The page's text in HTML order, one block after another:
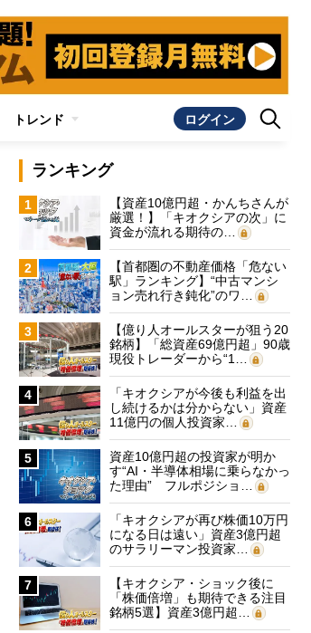
トレンド ログイン
ランキング
1
【資産10億円超・かんちさんが
厳選！】「キオクシアの次」に
資金が流れる期待の…
2
【首都圏の不動産価格「危ない
駅」ランキング】“中古マンシ
ョン売れ行き鈍化”のワ…
3
【億り人オールスターが狙う20
銘柄】「総資産69億円超」90歳
現役トレーダーから“1…
4
「キオクシアが今後も利益を出
し続けるかは分からない」資産
11億円の個人投資家…
5
資産10億円超の投資家が明か
す“AI・半導体相場に乗らなかっ
た理由” フルポジショ…
6
「キオクシアが再び株価10万円
になる日は遠い」資産3億円超
のサラリーマン投資家…
7
【キオクシア・ショック後に
「株価倍増」も期待できる注目
銘柄5選】資産3億円超…